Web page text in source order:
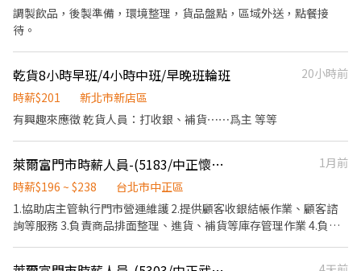
調製飲品，後製準備，環境整理，貨品盤點，區域外送，點餐接
待。
乾貨8小時早班/4小時中班/早晚班輪班
20小時前
時薪$201
新北市新店區
有興趣來應徵 乾貨人員：打收銀、補貨⋯⋯爲主 等等
萊爾富門市時薪人員-(5183/中正懷寧店)
1月前
時薪$196 ~ $238
台北市中正區
1.協助店主管執行門市營運維護 2.提供顧客收銀結帳作業、顧客諮
詢等服務 3.負責商品排面整理、進貨、補貨等庫存管理作業 4.負責